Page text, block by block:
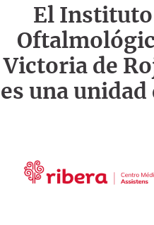
El Instituto
Victoria de
es una unidad